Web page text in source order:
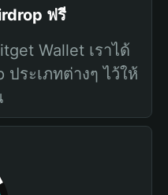
ฟรี
Wallet เราได้
ประเภทต่างๆ ไว้ให้